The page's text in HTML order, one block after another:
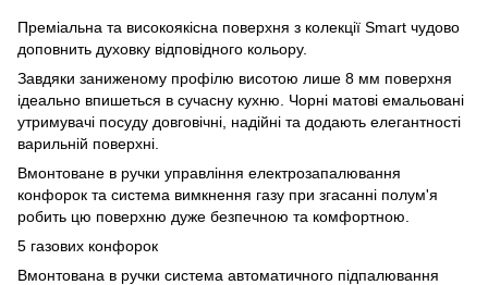
Преміальна та високоякісна поверхня з колекції Smart чудово
доповнить духовку відповідного кольору.
Завдяки заниженому профілю висотою лише 8 мм поверхня
ідеально впишеться в сучасну кухню. Чорні матові емальовані
утримувачі посуду довговічні, надійні та додають елегантності
варильній поверхні.
Вмонтоване в ручки управління електрозапалювання
конфорок та система вимкнення газу при згасанні полум'я
робить цю поверхню дуже безпечною та комфортною.
5 газових конфорок
Вмонтована в ручки система автоматичного підпалювання